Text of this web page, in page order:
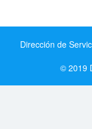
Dirección de
© 2019